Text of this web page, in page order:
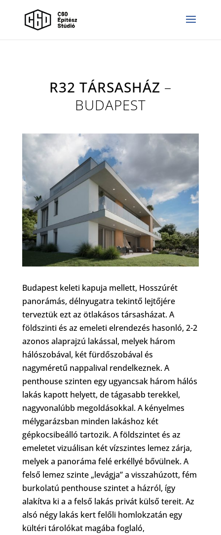
R32 TÁRSASHÁZ –
BUDAPEST
Budapest keleti kapuja mellett, Hosszúrét
panorámás, délnyugatra tekintő lejtőjére
terveztük ezt az ötlakásos társasházat. A
földszinti és az emeleti elrendezés hasonló, 2-2
azonos alaprajzú lakással, melyek három
hálószobával, két fürdőszobával és
nagyméretű nappalival rendelkeznek. A
penthouse szinten egy ugyancsak három hálós
lakás kapott helyett, de tágasabb terekkel,
nagyvonalúbb megoldásokkal. A kényelmes
mélygarázsban minden lakáshoz két
gépkocsibeálló tartozik. A földszintet és az
emeletet vizuálisan két vízszintes lemez zárja,
melyek a panoráma felé erkéllyé bővülnek. A
felső lemez szinte „levágja” a visszahúzott, fém
burkolatú penthouse szintet a házról, így
alakítva ki a a felső lakás privát külső tereit. Az
alsó négy lakás kert felőli homlokzatán egy
kültéri tárolókat magába foglaló,